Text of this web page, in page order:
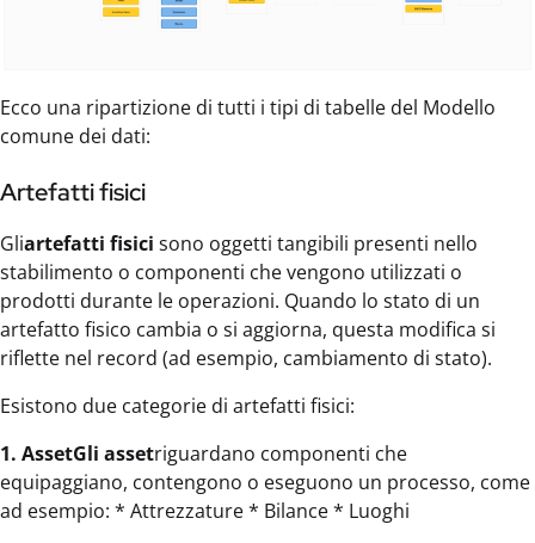
Ecco una ripartizione di tutti i tipi di tabelle del Modello
comune dei dati:
Artefatti fisici
Gliartefatti fisici sono oggetti tangibili presenti nello
stabilimento o componenti che vengono utilizzati o
prodotti durante le operazioni. Quando lo stato di un
artefatto fisico cambia o si aggiorna, questa modifica si
riflette nel record (ad esempio, cambiamento di stato).
Esistono due categorie di artefatti fisici:
1. AssetGli assetriguardano componenti che
equipaggiano, contengono o eseguono un processo, come
ad esempio: * Attrezzature * Bilance * Luoghi